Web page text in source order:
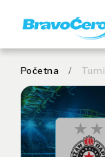
Početna /